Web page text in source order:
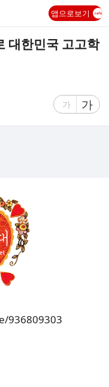
앱으로보기
대한민국 고고학
글
가
글
자
가
936809303